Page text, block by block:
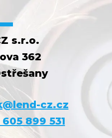
s.r.o.
362
cz.cz
899 531